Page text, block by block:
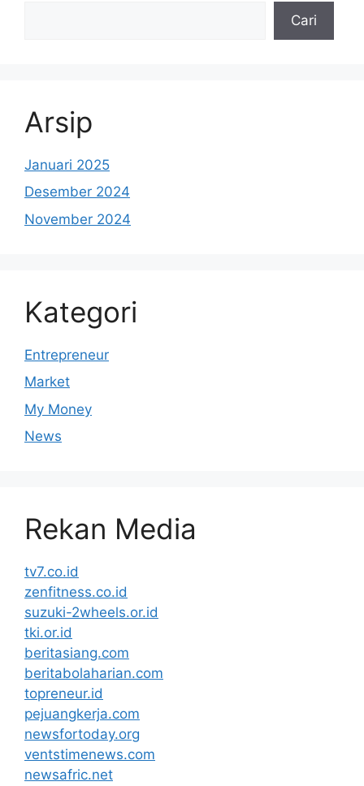
Cari
Arsip
Januari 2025
Desember 2024
November 2024
Kategori
Entrepreneur
Market
My Money
News
Rekan Media
tv7.co.id
zenfitness.co.id
suzuki-2wheels.or.id
tki.or.id
beritasiang.com
beritabolaharian.com
topreneur.id
pejuangkerja.com
newsfortoday.org
ventstimenews.com
newsafric.net